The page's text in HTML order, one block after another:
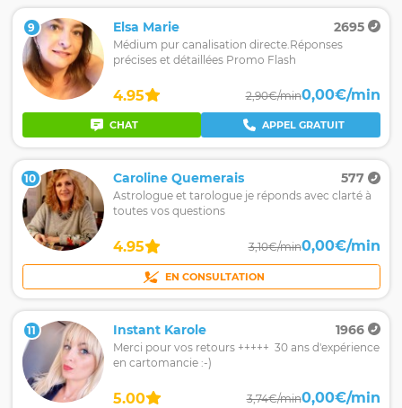
9 Elsa Marie 2695
Médium pur canalisation directe.Réponses
précises et détaillées Promo Flash
4.95 2,90€/min0,00€/min
CHAT APPEL GRATUIT
10 Caroline Quemerais 577
Astrologue et tarologue je réponds avec clarté à
toutes vos questions
4.95 3,10€/min0,00€/min
EN CONSULTATION
11 Instant Karole 1966
Merci pour vos retours +++++ 30 ans d'expérience
en cartomancie :-)
5.00 3,74€/min0,00€/min